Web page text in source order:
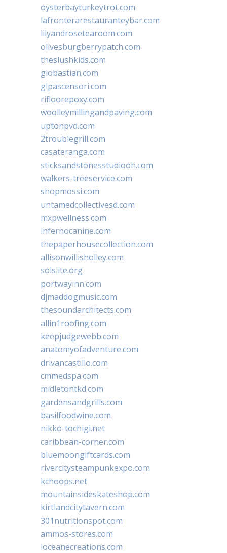
oysterbayturkeytrot.com
lafronterarestauranteybar.com
lilyandrosetearoom.com
olivesburgberrypatch.com
theslushkids.com
giobastian.com
glpascensori.com
rifloorepoxy.com
woolleymillingandpaving.com
uptonpvd.com
2troublegrill.com
casateranga.com
sticksandstonesstudiooh.com
walkers-treeservice.com
shopmossi.com
untamedcollectivesd.com
mxpwellness.com
infernocanine.com
thepaperhousecollection.com
allisonwillisholley.com
solslite.org
portwayinn.com
djmaddogmusic.com
thesoundarchitects.com
allin1roofing.com
keepjudgewebb.com
anatomyofadventure.com
drivancastillo.com
cmmedspa.com
midletontkd.com
gardensandgrills.com
basilfoodwine.com
nikko-tochigi.net
caribbean-corner.com
bluemoongiftcards.com
rivercitysteampunkexpo.com
kchoops.net
mountainsideskateshop.com
kirtlandcitytavern.com
301nutritionspot.com
ammos-stores.com
loceanecreations.com